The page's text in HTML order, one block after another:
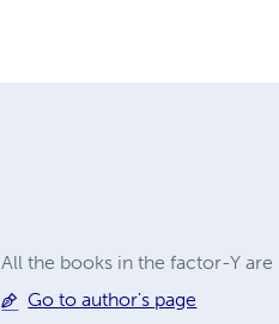
All the books in the factor-Y are
Go to author's page